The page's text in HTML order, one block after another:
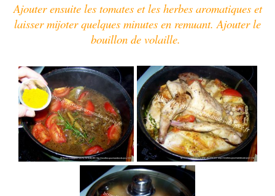
Ajouter ensuite les tomates et les herbes aromatiques et
laisser mijoter quelques minutes en remuant. Ajouter le
bouillon de volaille.